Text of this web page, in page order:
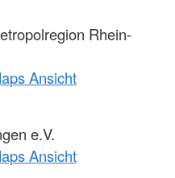
Rhein-
Ansicht
e.V.
Ansicht